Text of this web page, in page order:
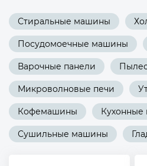
Стиральные машины
Посудомоечные машины
Варочные панели
Микроволновые печи
Кофемашины Кухонные
Сушильные машины